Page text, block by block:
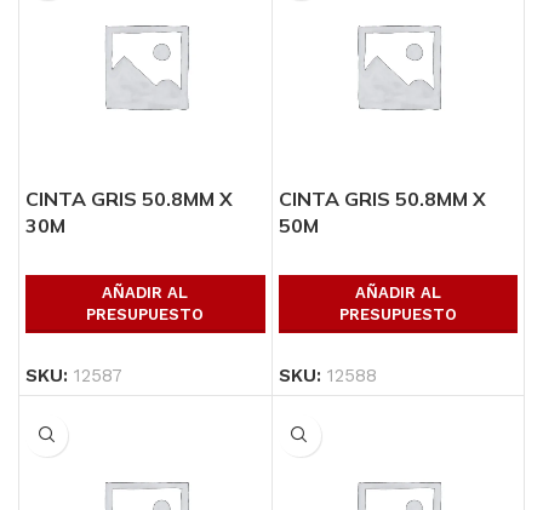
CINTA GRIS 50.8MM X
30M
AÑADIR AL
PRESUPUESTO
SKU: 12587
CINTA GRIS 50.8MM X
50M
AÑADIR AL
PRESUPUESTO
SKU: 12588